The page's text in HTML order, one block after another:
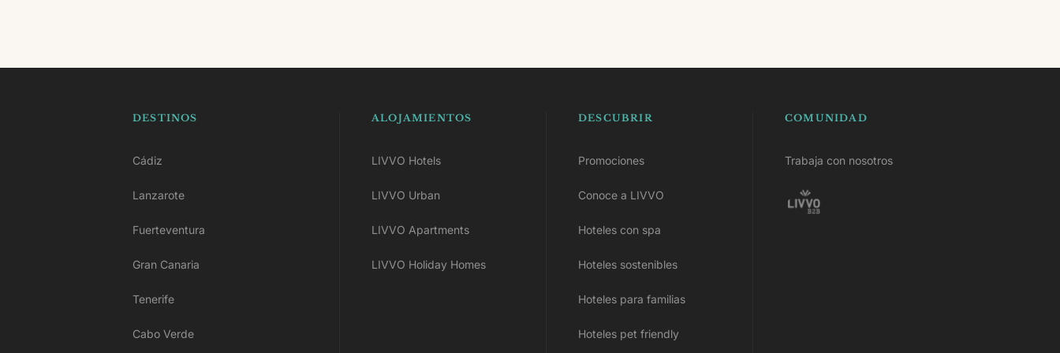
DESTINOS
Cádiz
Lanzarote
Fuerteventura
Gran Canaria
Tenerife
Cabo Verde
ALOJAMIENTOS
LIVVO Hotels
LIVVO Urban
LIVVO Apartments
LIVVO Holiday Homes
DESCUBRIR
Promociones
Conoce a LIVVO
Hoteles con spa
Hoteles sostenibles
Hoteles para familias
Hoteles pet friendly
COMUNIDAD
Trabaja con nosotros